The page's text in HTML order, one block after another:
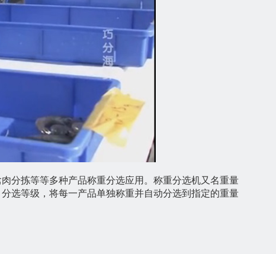
肉分拣等等多种产品称重分选应用。称重分选机又名重量
选等级，将每一产品单独称重并自动分选到指定的重量